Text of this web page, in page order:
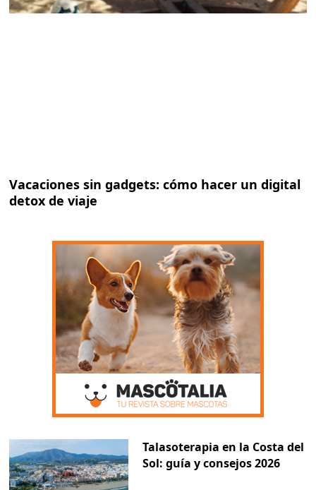
Vacaciones sin gadgets: cómo hacer un digital
detox de viaje
Talasoterapia en la Costa del
Sol: guía y consejos 2026